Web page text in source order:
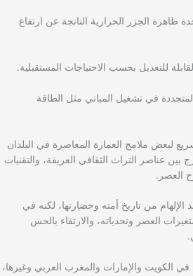
ظاهرة الجزر الحرارية الناتجة عن ارتفاع
للتعديل بحسب الاحتياجات المستقبلية.
في تشغيل المباني مثل الطاقة
لبعض ملامح العمارة المعاصرة في البلدان
بين عناصر التراث الثقافي العريقة، والتقنيات
العصر.
الإلهام من تاريخ أمته وحضارتها، لكنه في
العصر وتحدياته، والارتقاء بالحس
الكويت والإمارات والمغرب العربي وغيرها،